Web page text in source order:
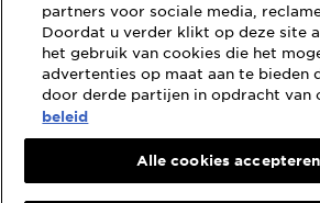
WEBSITE LINKS
Sitemap
Wettelijke
Privacybeleid
Algemene Voorwaarden Reviews
partners voor sociale media,
Doordat u verder klikt op deze site
het gebruik van cookies die het
advertenties op maat aan te bieden
door derde partijen in opdracht van
beleid
Alle cookies accepteren